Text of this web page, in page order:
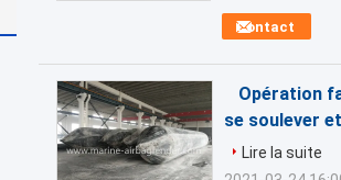
Contact
Opération
se soulever
Lire la suite